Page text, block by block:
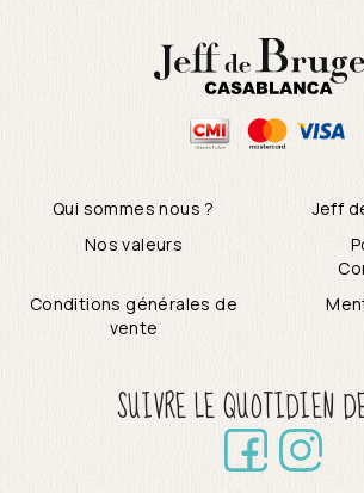
Qui sommes nous ?
Jeff
Nos valeurs
Conditions générales de
vente
SUIVRE LE QUOTIDIEN